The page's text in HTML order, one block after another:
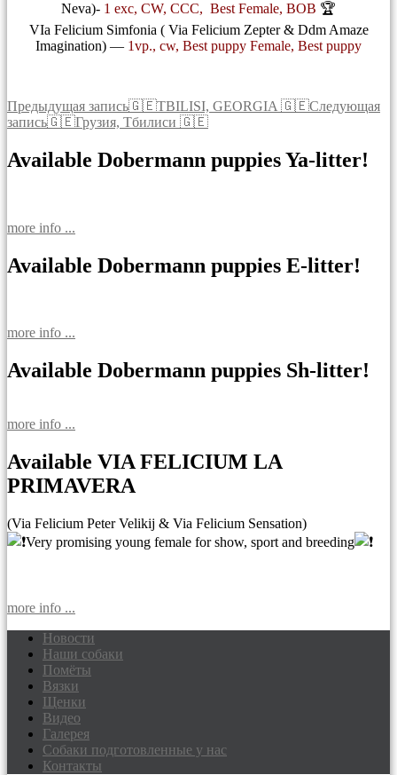
Neva)- 1 exc, CW, CCC, Best Female, BOB 🏆
VIa Felicium Simfonia ( Via Felicium Zepter & Ddm Amaze
Imagination) — 1vp., cw, Best puppy Female, Best puppy
Навигация
по
записям
Предыдущая запись🇬🇪TBILISI, GEORGIA 🇬🇪Следующая
запись🇬🇪Грузия, Тбилиси 🇬🇪
Available Dobermann puppies Ya-litter!
more info ...
Available Dobermann puppies E-litter!
more info ...
Available Dobermann puppies Sh-litter!
more info ...
Available VIA FELICIUM LA
PRIMAVERA
(Via Felicium Peter Velikij & Via Felicium Sensation)
Very promising young female for show, sport and breeding
more info ...
Доберманы питомник Via Felicium,
щенки добермана
Новости
Наши собаки
Помёты
Вязки
Щенки
Видео
Галерея
Собаки подготовленные у нас
Контакты